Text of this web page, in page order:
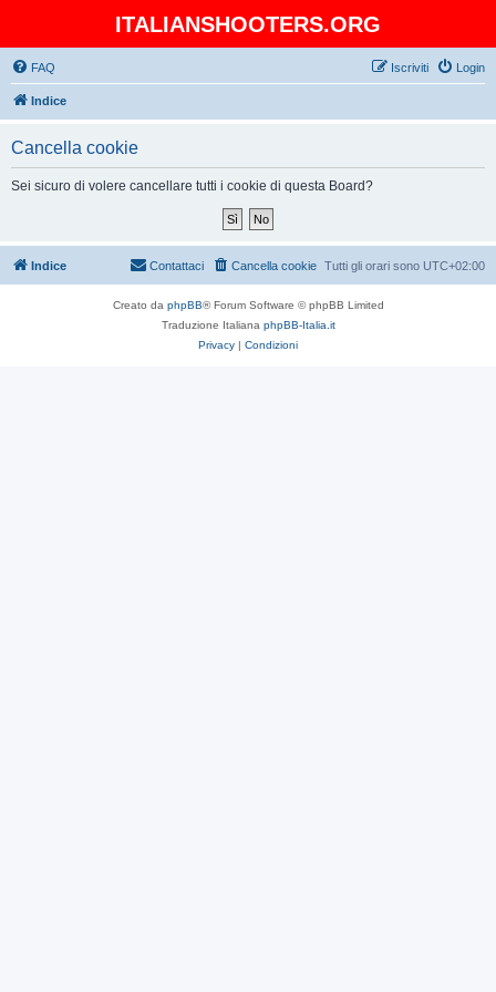
ITALIANSHOOTERS.ORG
FAQ Login
Iscriviti
Indice
Cancella cookie
Sei sicuro di volere cancellare tutti i cookie di questa Board?
Indice Tutti gli orari sono UTC+02:00
Cancella cookie
Contattaci
Creato da phpBB® Forum Software © phpBB Limited
Traduzione Italiana phpBB-Italia.it
Privacy | Condizioni